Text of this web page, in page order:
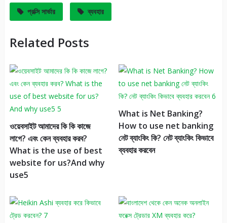
প্রক্সি সার্ভার ব্যবহার
Related Posts
ওয়েবসাইট আমাদের কি কি কাজে
লাগে? এবং কেন ব্যবহার করব?
What is the use of best
website for us?And why
use5
What is Net Banking?
How to use net banking
নেট ব্যাংকিং কি? নেট ব্যাংকিং কিভাবে
ব্যবহার করবেন